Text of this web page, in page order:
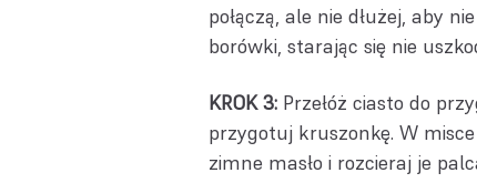
połączą, ale nie dłużej, aby
borówki, starając się nie
KROK 3: Przełóż ciasto do
przygotuj kruszonkę. W
zimne masło i rozcieraj je